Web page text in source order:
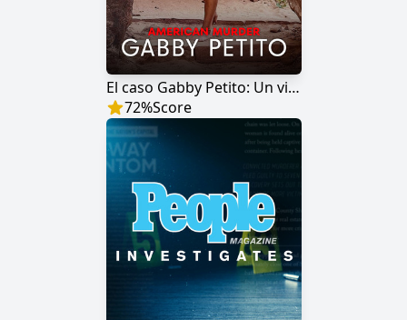
El caso Gabby Petito: Un viaje sin retorno
72%Score